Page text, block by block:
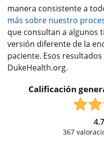
manera consistente a
más sobre nuestro
que consultan a algunos
versión diferente de la
paciente. Esos
DukeHealth.org.
Calificación
367